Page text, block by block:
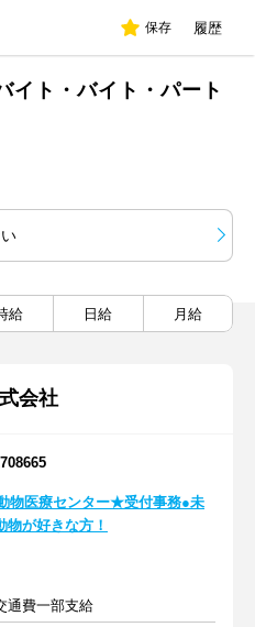
保存 履歴
イト・バイト・パート
給 日給 月給
会社
物医療センター★受付事務●未
物が好きな方！
通費一部支給